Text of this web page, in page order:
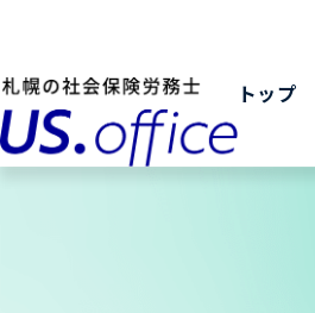
トップ